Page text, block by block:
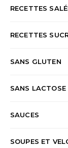
RECETTES
RECETTES
SANS GLUTEN
SANS LACTOSE
SAUCES
SOUPES ET